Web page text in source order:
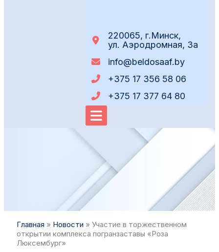
220065, г.Минск,
ул. Аэродромная, 3а
info@beldosaaf.by
+375 17 356 58 06
+375 17 377 64 80
Главная » Новости » Участие в торжественном
открытии комплекса погранзаставы «Роза
Люксембург»